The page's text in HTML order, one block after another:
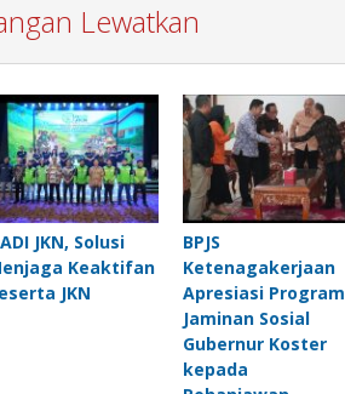
Lewatkan
JKN, Solusi
Keaktifan
JKN
BPJS
Ketenagakerjaan
Apresiasi Program
Jaminan Sosial
Gubernur Koster
kepada